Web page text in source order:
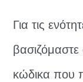
Για τις
κώδικα που